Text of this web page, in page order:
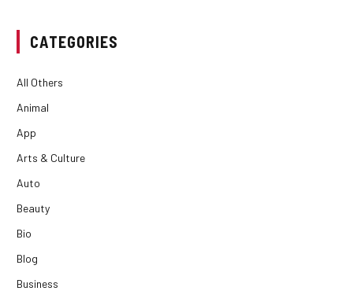
CATEGORIES
All Others
Animal
App
Arts & Culture
Auto
Beauty
Bio
Blog
Business